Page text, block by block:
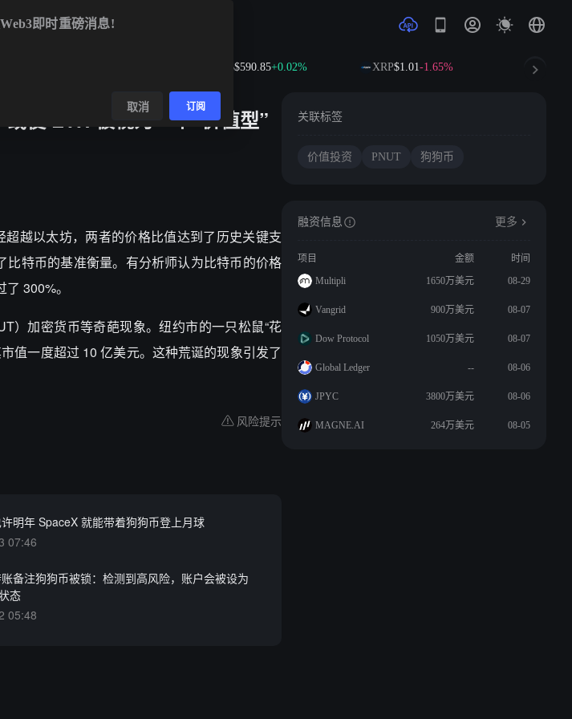
$590.85+0.02% XRP$1.01-1.65% SOL
使 ETH 被视为一个“价值型”
越以太坊，两者的价格比值达到了历史关键支
比特币的基准衡量。有分析师认为比特币的价格
300%。
）加密货币等奇葩现象。纽约市的一只松鼠“花
值一度超过 10 亿美元。这种荒诞的现象引发了
风险提示
明年 SpaceX 就能带着狗狗币登上月球
07:46
备注狗狗币被锁：检测到高风险，账户会被设为
态
05:48
关联标签
价值投资 PNUT 狗狗币
融资信息 更多
项目 金额
时间
Multipli
1650万美元 08-29
Vangrid 900万美元 08-07
Dow Protocol 1050万美元 08-07
Global Ledger -- 08-06
JPYC 3800万美元 08-06
MAGNE.AI 264万美元 08-05
即时重磅消息!
取消 订阅